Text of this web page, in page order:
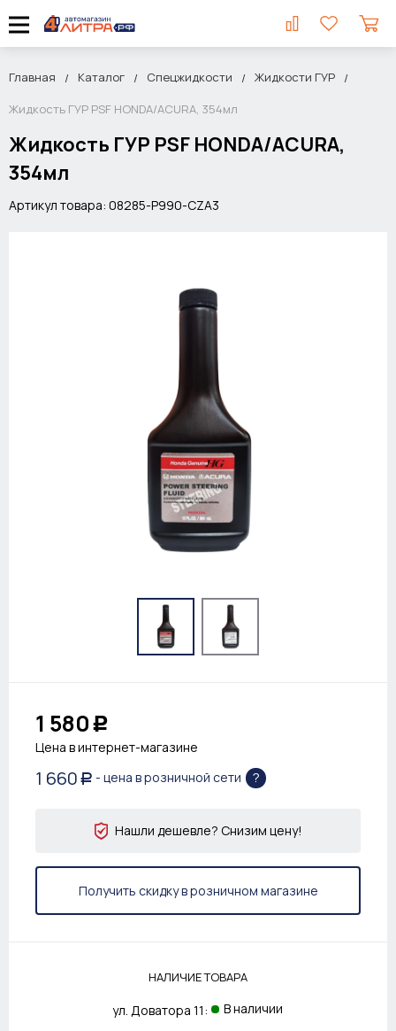
Главная Каталог Спецжидкости
Жидкости ГУР
Жидкость ГУР PSF HONDA/ACURA, 354мл
Жидкость ГУР PSF HONDA/ACURA,
354мл
Артикул товара: 08285-P990-CZA3
1 580 Р
Цена в интернет-магазине
1 660 Р - цена в розничной сети ?
Нашли дешевле? Снизим цену!
Получить скидку в розничном магазине
НАЛИЧИЕ ТОВАРА
ул. Доватора 11: В наличии